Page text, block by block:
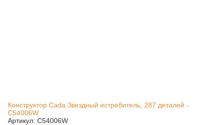
Конструктор Cada Звездный истребитель, 287 деталей -
C54006W
Артикул: C54006W